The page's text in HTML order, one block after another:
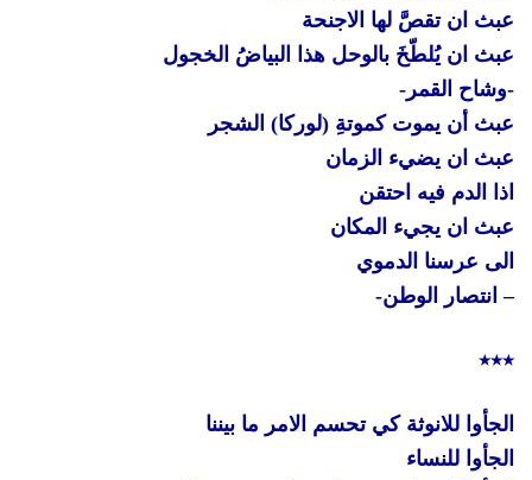
عبث ان تقصَّ لها الاجنحة
عبث ان يُلطّخَ بالوحل هذا البياضُ الخجول
-وشاح القمر-
عبث أن يموت كموتةِ (لوركا) الشجر
عبث ان يضيء الزمان
اذا الدم فيه احتقن
عبث ان يجيء المكان
الى عرسنا الدموي
– انتصار الوطن-
٭٭٭
الجأوا للانوثة كي تحسم الامر ما بيننا
الجأوا للنساء